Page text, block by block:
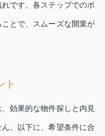
です。各ステップでのポ
とで、スムーズな開業が
ト
効果的な物件探しと内見
。以下に、希望条件に合